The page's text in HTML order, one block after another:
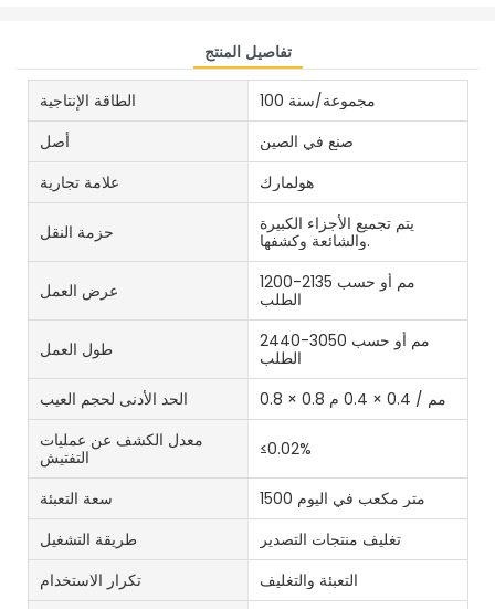
تفاصيل المنتج
الطاقة الإنتاجية
100 مجموعة/سنة
أصل
صنع في الصين
علامة تجارية
هولمارك
حزمة النقل
يتم تجميع الأجزاء الكبيرة
والشائعة وكشفها.
عرض العمل
1200-2135 مم أو حسب
الطلب
طول العمل
2440-3050 مم أو حسب
الطلب
الحد الأدنى لحجم العيب
0.8 × 0.8 مم / 0.4 × 0.4 م
معدل الكشف عن عمليات
التفتيش
≤0.02%
سعة التعبئة
1500 متر مكعب في اليوم
طريقة التشغيل
تغليف منتجات التصدير
تكرار الاستخدام
التعبئة والتغليف